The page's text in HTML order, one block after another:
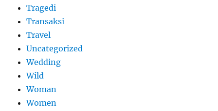
Tragedi
Transaksi
Travel
Uncategorized
Wedding
Wild
Woman
Women